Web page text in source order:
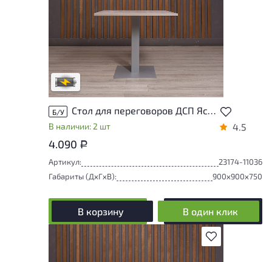
Степень износа находится на стадии
проверки. Вы можете уточнить
дополнительную информацию у
сотрудников магазина
В обработке
Б/У Стол для переговоров ДСП Ясень шимо Россия
В наличии: 2 шт 4.5
4.090 Р
Артикул:
23174-11036
Габариты (ДxГxВ):
900x900x750
В корзину В один клик
В избранное